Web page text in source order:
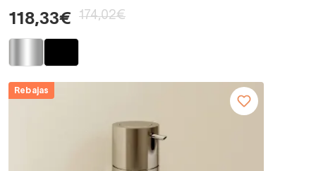
118,33€ 174,02€
Rebajas